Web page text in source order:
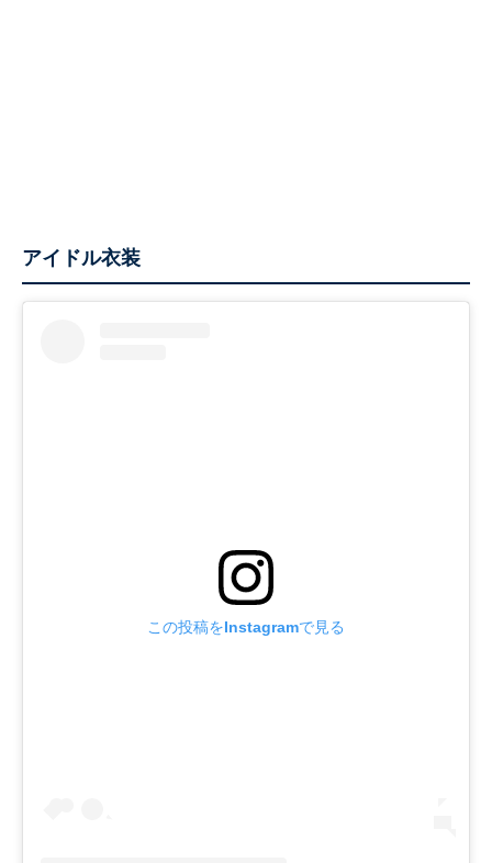
アイドル衣装
この投稿をInstagramで見る